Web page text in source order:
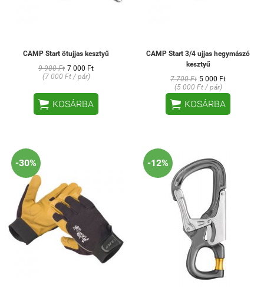
CAMP Start ötujjas kesztyű
9 900 Ft 7 000 Ft
(7 000 Ft / pár)
 KOSÁRBA
CAMP Start 3/4 ujjas hegymászó
kesztyű
7 700 Ft 5 000 Ft
(5 000 Ft / pár)
 KOSÁRBA
-30% -12%